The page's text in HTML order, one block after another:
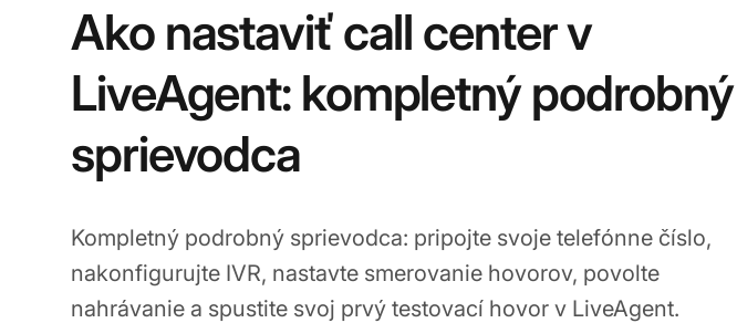
Ako nastaviť call center v
LiveAgent: kompletný podrobný
sprievodca
Kompletný podrobný sprievodca: pripojte svoje telefónne číslo,
nakonfigurujte IVR, nastavte smerovanie hovorov, povolte
nahrávanie a spustite svoj prvý testovací hovor v LiveAgent.